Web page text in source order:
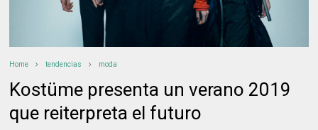
Home tendencias moda
Kostüme presenta un verano 2019
que reiterpreta el futuro